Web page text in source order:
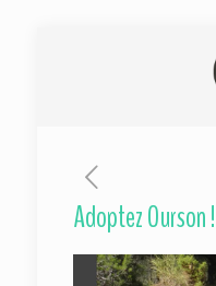
Adoptez Ourson !